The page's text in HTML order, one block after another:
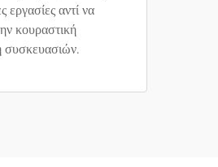
εργασίες αντί να
κουραστική